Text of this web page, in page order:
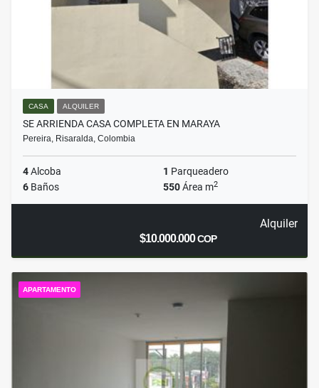
CASA ALQUILER
SE ARRIENDA CASA COMPLETA EN MARAYA
Pereira, Risaralda, Colombia
4Alcoba 1 Parqueadero
6 Baños 550Área m2
Alquiler
$10.000.000COP
APARTAMENTO